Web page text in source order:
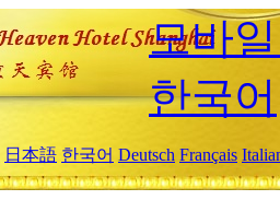
모바
한국어
日本語 한국어 Deutsch Français